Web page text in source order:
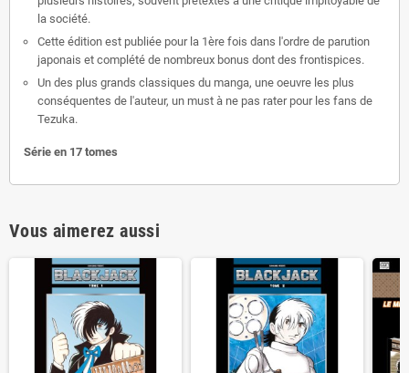
la société.
Cette édition est publiée pour la 1ère fois dans l'ordre de parution
japonais et complété de nombreux bonus dont des frontispices.
Un des plus grands classiques du manga, une oeuvre les plus
conséquentes de l'auteur, un must à ne pas rater pour les fans de
Tezuka.
Série en 17 tomes
Vous aimerez aussi